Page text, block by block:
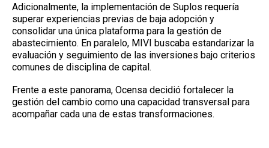
Adicionalmente, la implementación de Suplos requería
superar experiencias previas de baja adopción y
consolidar una única plataforma para la gestión de
abastecimiento. En paralelo, MIVI buscaba estandarizar la
evaluación y seguimiento de las inversiones bajo criterios
comunes de disciplina de capital.
Frente a este panorama, Ocensa decidió fortalecer la
gestión del cambio como una capacidad transversal para
acompañar cada una de estas transformaciones.